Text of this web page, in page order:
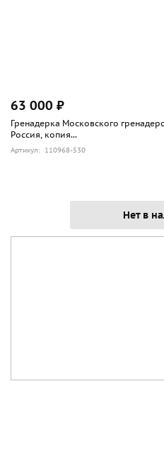
63 000 ₽
Гренадерка Московского
Россия, копия...
Артикул: 110968-530
Нет в